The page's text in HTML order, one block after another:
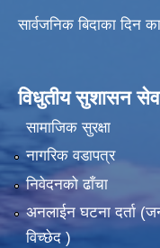
सार्वजनिक बिदाका दिन
विधुतीय सुशासन
सामाजिक सुरक्षा
नागरिक वडापत्र
निवेदनको ढाँचा
अनलाईन घटना दर्ता
विच्छेद )